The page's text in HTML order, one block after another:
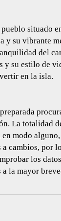
su vibrante
del
y su estilo de
en la isla.
La totalidad
modo
cambios, por
los
la mayor